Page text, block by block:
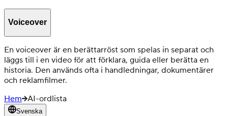
Voiceover
En voiceover är en berättarröst som spelas in separat och
läggs till i en video för att förklara, guida eller berätta en
historia. Den används ofta i handledningar, dokumentärer
och reklamfilmer.
Hem AI-ordlista
Svenska